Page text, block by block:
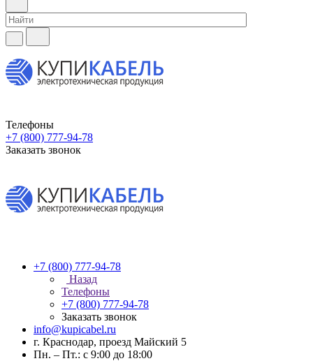
Телефоны
+7 (800) 777-94-78
Заказать звонок
+7 (800) 777-94-78
Назад
Телефоны
+7 (800) 777-94-78
Заказать звонок
info@kupicabel.ru
г. Краснодар, проезд Майский 5
Пн. – Пт.: с 9:00 до 18:00